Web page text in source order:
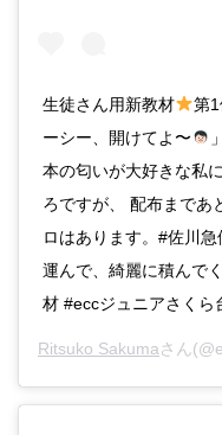
生徒さん用新教材 第1
ーシー、開けてよ〜
本の匂いが大好きな私
ろですが、 配布まであ
ロはあります。#佐川
運んで、綺麗に積んで
材 #eccジュニアさくら
Ritsuko Sakumaさん